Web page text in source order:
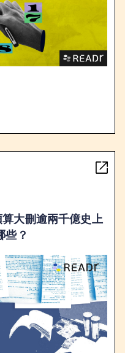
算大刪逾兩千億史上
些？